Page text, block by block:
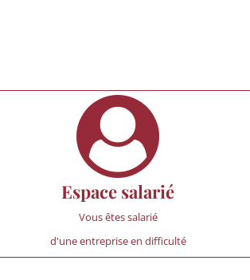
Espace salarié
Vous êtes salarié
d'une entreprise en difficulté